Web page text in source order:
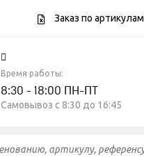
Заказ по артикулам
Время работы:
8:30 - 18:00 ПН-ПТ
Самовывоз c 8:30 до 16:45